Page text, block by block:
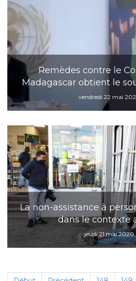
Remèdes contre le
Madagascar obtient le
vendredi 22 mai
La non-assistance à
dans le contexte
jeudi 21 mai 2020